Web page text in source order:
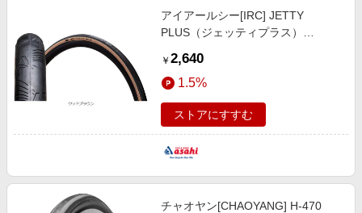
アイアールシー[IRC] JETTY
PLUS（ジェッティプラス）
ャー タイヤ／チューブ／小物
￥ 2,640
1.5%
ストアにすすむ
チャオヤン[CHAOYANG] H-470